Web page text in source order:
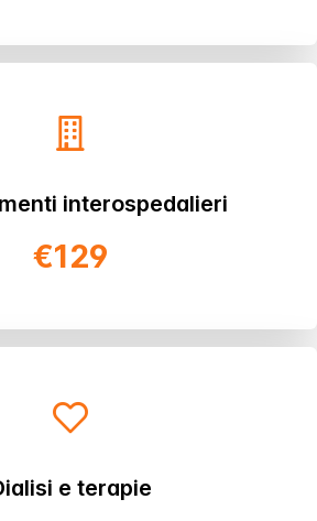
interospedalieri
€129
e terapie